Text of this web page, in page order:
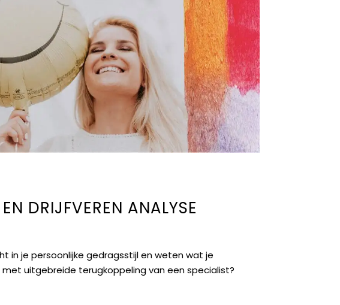
DRIJFVEREN ANALYSE
in je persoonlijke gedragsstijl en weten wat je
uitgebreide terugkoppeling van een specialist?